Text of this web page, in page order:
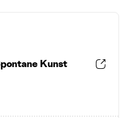
Kunst